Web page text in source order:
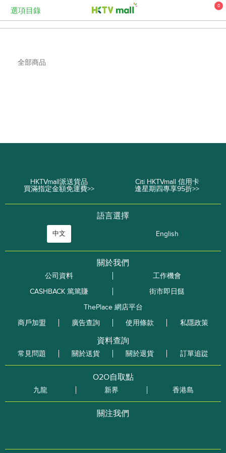
選項目錄
0
全部商品
HKTVmall派送貨品
買滿指定金額免運費>>
Citi HKTVmall 信用卡
逢星期四專享95折>>
語言選擇
中文 English
關於我們
公司資料
工作機會
CASHBACK 篤篤賺
街市即日餸
ThePlace 網店平台
商戶加盟
廣告查詢 使用條款 私隱政策
資料查詢
常見問題 關於送貨 關於退貨 訂單追踨
O2O自取點
九龍 新界 香港島
關注我們